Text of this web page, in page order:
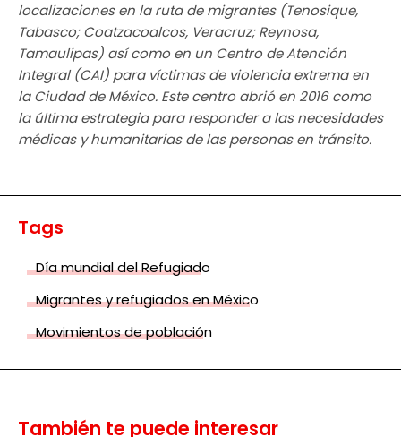
localizaciones en la ruta de migrantes (Tenosique,
Tabasco; Coatzacoalcos, Veracruz; Reynosa,
Tamaulipas) así como en un Centro de Atención
Integral (CAI) para víctimas de violencia extrema en
la Ciudad de México. Este centro abrió en 2016 como
la última estrategia para responder a las necesidades
médicas y humanitarias de las personas en tránsito.
Tags
Día mundial del Refugiado
Migrantes y refugiados en México
Movimientos de población
También te puede interesar